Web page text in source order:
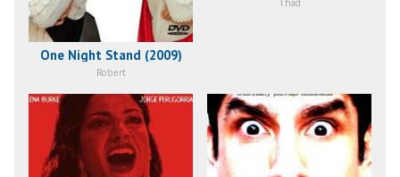
One Night Stand (2009)
Robert